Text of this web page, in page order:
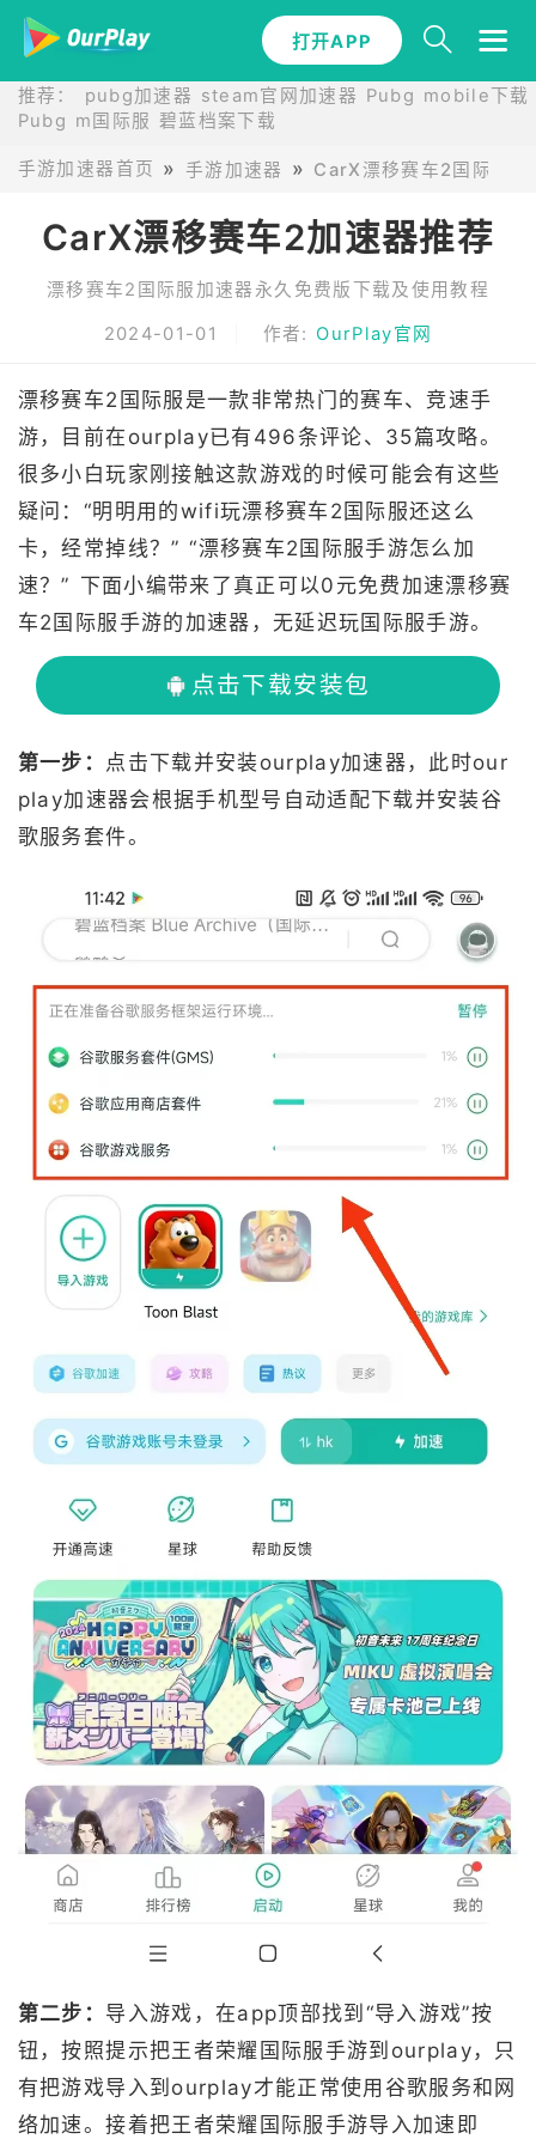
打开APP
推荐： pubg加速器 steam官网加速器 Pubg mobile下载
Pubg m国际服 碧蓝档案下载
手游加速器首页 手游加速器 CarX漂移赛车2国际服手
CarX漂移赛车2加速器推荐
漂移赛车2国际服加速器永久免费版下载及使用教程
2024-01-01 作者: OurPlay官网
漂移赛车2国际服是一款非常热门的赛车、竞速手
游，目前在ourplay已有496条评论、35篇攻略。
很多小白玩家刚接触这款游戏的时候可能会有这些
疑问：“明明用的wifi玩漂移赛车2国际服还这么
卡，经常掉线？” “漂移赛车2国际服手游怎么加
速？” 下面小编带来了真正可以0元免费加速漂移赛
车2国际服手游的加速器，无延迟玩国际服手游。
点击下载安装包
第一步： 点击下载并安装ourplay加速器，此时our
play加速器会根据手机型号自动适配下载并安装谷
歌服务套件。
第二步： 导入游戏，在app顶部找到“导入游戏”按
钮，按照提示把王者荣耀国际服手游到ourplay，只
有把游戏导入到ourplay才能正常使用谷歌服务和网
络加速。接着把王者荣耀国际服手游导入加速即